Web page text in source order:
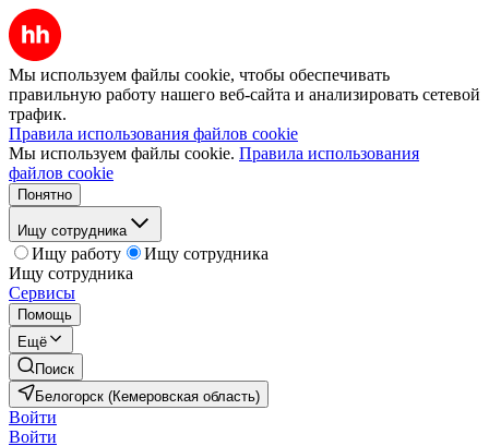
Мы используем файлы cookie, чтобы обеспечивать
правильную работу нашего веб-сайта и анализировать сетевой
трафик.
Правила использования файлов cookie
Мы используем файлы cookie. Правила использования
файлов cookie
Понятно
Ищу сотрудника
Ищу работу
Ищу сотрудника
Ищу сотрудника
Сервисы
Помощь
Ещё
Поиск
Белогорск (Кемеровская область)
Войти
Войти